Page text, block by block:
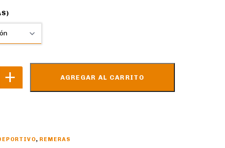
AGREGAR AL CARRITO
, REMERAS